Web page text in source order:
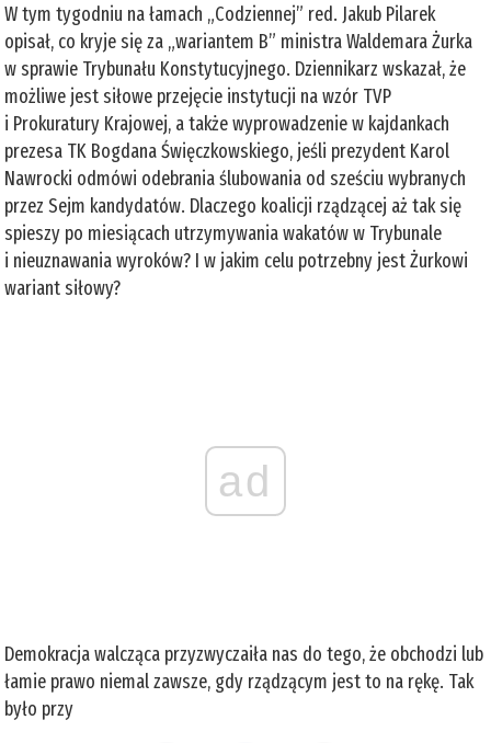
W tym tygodniu na łamach „Codziennej” red. Jakub Pilarek
opisał, co kryje się za „wariantem B” ministra Waldemara Żurka
w sprawie Trybunału Konstytucyjnego. Dziennikarz wskazał, że
możliwe jest siłowe przejęcie instytucji na wzór TVP
i Prokuratury Krajowej, a także wyprowadzenie w kajdankach
prezesa TK Bogdana Święczkowskiego, jeśli prezydent Karol
Nawrocki odmówi odebrania ślubowania od sześciu wybranych
przez Sejm kandydatów. Dlaczego koalicji rządzącej aż tak się
spieszy po miesiącach utrzymywania wakatów w Trybunale
i nieuznawania wyroków? I w jakim celu potrzebny jest Żurkowi
wariant siłowy?
ad
Demokracja walcząca przyzwyczaiła nas do tego, że obchodzi lub
łamie prawo niemal zawsze, gdy rządzącym jest to na rękę. Tak
było przy